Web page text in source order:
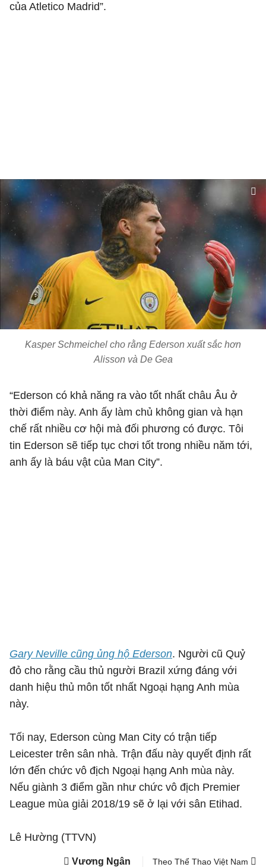
của Atletico Madrid”.
Kasper Schmeichel cho rằng Ederson xuất sắc hơn
Alisson và De Gea
“Ederson có khả năng ra vào tốt nhất châu Âu ở
thời điểm này. Anh ấy làm chủ không gian và hạn
chế rất nhiều cơ hội mà đối phương có được. Tôi
tin Ederson sẽ tiếp tục chơi tốt trong nhiều năm tới,
anh ấy là báu vật của Man City”.
Gary Neville cũng ủng hộ Ederson. Người cũ Quỷ
đỏ cho rằng cầu thủ người Brazil xứng đáng với
danh hiệu thủ môn tốt nhất Ngoại hạng Anh mùa
này.
Tối nay, Ederson cùng Man City có trận tiếp
Leicester trên sân nhà. Trận đấu này quyết định rất
lớn đến chức vô địch Ngoại hạng Anh mùa này.
Nếu giành 3 điểm gần như chức vô địch Premier
League mùa giải 2018/19 sẽ ở lại với sân Etihad.
Lê Hường (TTVN)
Vương Ngân Theo Thể Thao Việt Nam